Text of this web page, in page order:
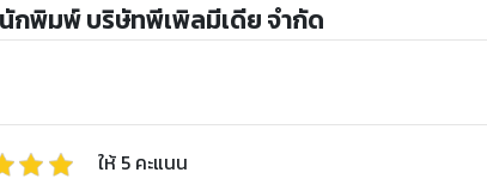
กพิมพ์ บริษัทพีเพิลมีเดีย จำกัด
ให้ 5 คะแนน